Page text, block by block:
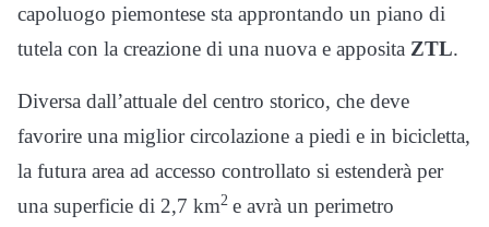
capoluogo piemontese sta approntando un piano di
tutela con la creazione di una nuova e apposita ZTL.
Diversa dall’attuale del centro storico, che deve
favorire una miglior circolazione a piedi e in bicicletta,
la futura area ad accesso controllato si estenderà per
una superficie di 2,7 km2 e avrà un perimetro